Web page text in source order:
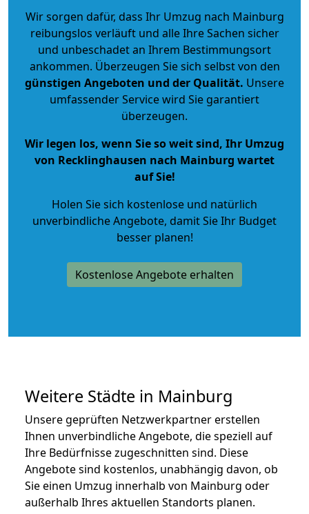
Wir sorgen dafür, dass Ihr Umzug nach Mainburg
reibungslos verläuft und alle Ihre Sachen sicher
und unbeschadet an Ihrem Bestimmungsort
ankommen. Überzeugen Sie sich selbst von den
günstigen Angeboten und der Qualität. Unsere
umfassender Service wird Sie garantiert
überzeugen.
Wir legen los, wenn Sie so weit sind, Ihr Umzug
von Recklinghausen nach Mainburg wartet
auf Sie!
Holen Sie sich kostenlose und natürlich
unverbindliche Angebote, damit Sie Ihr Budget
besser planen!
Kostenlose Angebote erhalten
Weitere Städte in Mainburg
Unsere geprüften Netzwerkpartner erstellen
Ihnen unverbindliche Angebote, die speziell auf
Ihre Bedürfnisse zugeschnitten sind. Diese
Angebote sind kostenlos, unabhängig davon, ob
Sie einen Umzug innerhalb von Mainburg oder
außerhalb Ihres aktuellen Standorts planen.